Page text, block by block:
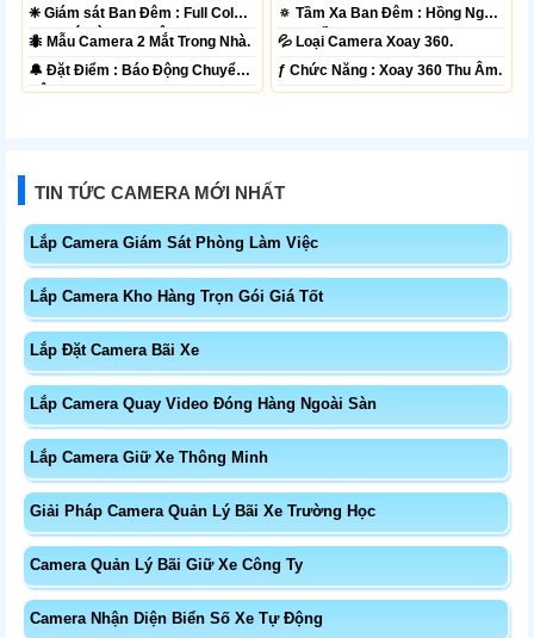
❈ Giám sát Ban Đêm : Full Color
20m Có Màu Ban Ðêm.
🐜 Mẫu Camera2 Mắt Trong Nhà.
️🔔 Đặt Điểm : Báo Động Chuyển
Động.
🔅 Tầm Xa Ban Đêm : Hồng Ngoại
10m Hồng Ngoại Smart IR.
💦 Loại CameraXoay 360.
️ƒ Chức Năng :Xoay 360 Thu Âm.
TIN TỨC CAMERA MỚI NHẤT
Lắp Camera Giám Sát Phòng Làm Việc
Lắp Camera Kho Hàng Trọn Gói Giá Tốt
Lắp Đặt Camera Bãi Xe
Lắp Camera Quay Video Đóng Hàng Ngoài Sàn
Lắp Camera Giữ Xe Thông Minh
Giải Pháp Camera Quản Lý Bãi Xe Trường Học
Camera Quản Lý Bãi Giữ Xe Công Ty
Camera Nhận Diện Biển Số Xe Tự Động